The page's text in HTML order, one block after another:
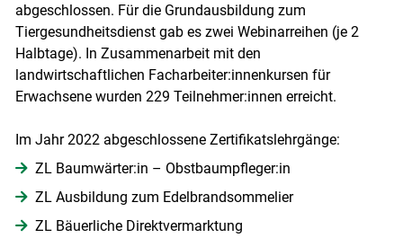
abgeschlossen. Für die Grundausbildung zum
Tiergesundheitsdienst gab es zwei Webinarreihen (je 2
Halbtage). In Zusammenarbeit mit den
landwirtschaftlichen Facharbeiter:innenkursen für
Erwachsene wurden 229 Teilnehmer:innen erreicht.
Im Jahr 2022 abgeschlossene Zertifikatslehrgänge:
ZL Baumwärter:in – Obstbaumpfleger:in
ZL Ausbildung zum Edelbrandsommelier
ZL Bäuerliche Direktvermarktung